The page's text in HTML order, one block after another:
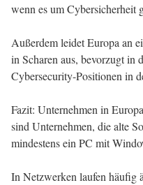
wenn es um Cybersicherheit
Außerdem leidet Europa an
in Scharen aus, bevorzugt in
Cybersecurity-Positionen in
Fazit: Unternehmen in
sind Unternehmen, die alte
mindestens ein PC mit
In Netzwerken laufen häufig